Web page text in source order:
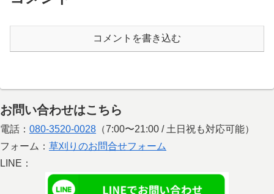
コメントを書き込む
お問い合わせはこちら
電話： 080-3520-0028 （7:00〜21:00 / 土日祝も対応可能）
フォーム： 草刈りのお問合せフォーム
LINE：